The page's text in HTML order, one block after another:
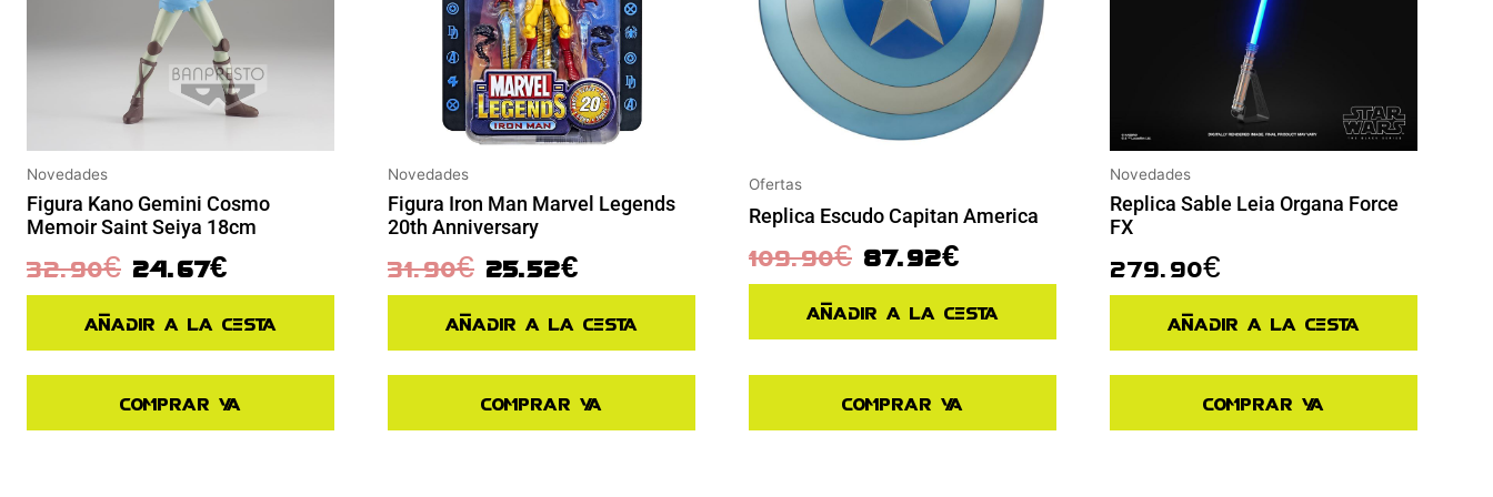
Novedades
Figura Kano Gemini Cosmo
Memoir Saint Seiya 18cm
32.90€ 24.67€
Añadir a la cesta
Comprar ya
Novedades
Figura Iron Man Marvel Legends
20th Anniversary
31.90€ 25.52€
Añadir a la cesta
Comprar ya
Ofertas
Replica Escudo Capitan America
109.90€ 87.92€
Añadir a la cesta
Comprar ya
Novedades
Replica Sable Leia Organa Force
FX
279.90€
Añadir a la cesta
Comprar ya